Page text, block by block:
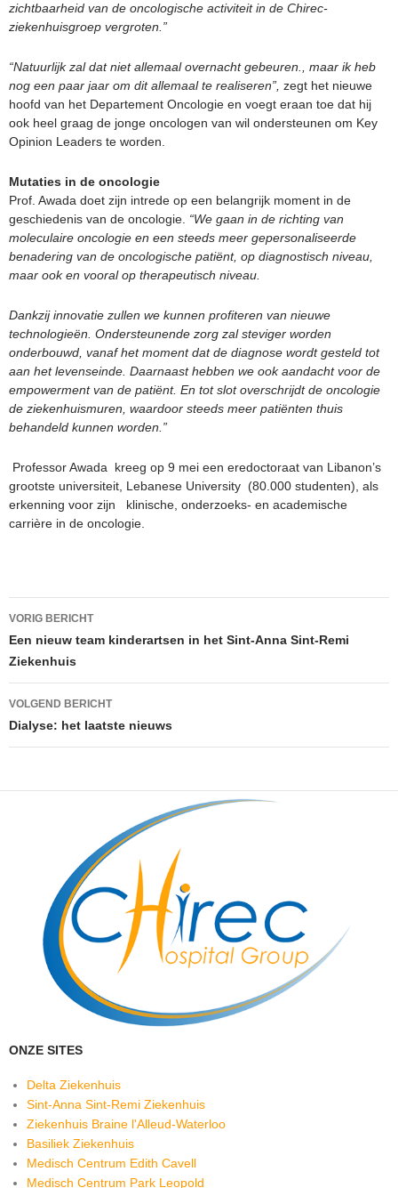
zichtbaarheid van de oncologische activiteit in de Chirec-
ziekenhuisgroep vergroten.”
“Natuurlijk zal dat niet allemaal overnacht gebeuren., maar ik heb
nog een paar jaar om dit allemaal te realiseren”, zegt het nieuwe
hoofd van het Departement Oncologie en voegt eraan toe dat hij
ook heel graag de jonge oncologen van wil ondersteunen om Key
Opinion Leaders te worden.
Mutaties in de oncologie
Prof. Awada doet zijn intrede op een belangrijk moment in de
geschiedenis van de oncologie. “We gaan in de richting van
moleculaire oncologie en een steeds meer gepersonaliseerde
benadering van de oncologische patiënt, op diagnostisch niveau,
maar ook en vooral op therapeutisch niveau.
Dankzij innovatie zullen we kunnen profiteren van nieuwe
technologieën. Ondersteunende zorg zal steviger worden
onderbouwd, vanaf het moment dat de diagnose wordt gesteld tot
aan het levenseinde. Daarnaast hebben we ook aandacht voor de
empowerment van de patiënt. En tot slot overschrijdt de oncologie
de ziekenhuismuren, waardoor steeds meer patiënten thuis
behandeld kunnen worden.”
Professor Awada kreeg op 9 mei een eredoctoraat van Libanon’s
grootste universiteit, Lebanese University (80.000 studenten), als
erkenning voor zijn klinische, onderzoeks- en academische
carrière in de oncologie.
Berichtnavigatie
VORIG BERICHT
Een nieuw team kinderartsen in het Sint-Anna Sint-Remi
Ziekenhuis
VOLGEND BERICHT
Dialyse: het laatste nieuws
ONZE SITES
Delta Ziekenhuis
Sint-Anna Sint-Remi Ziekenhuis
Ziekenhuis Braine l'Alleud-Waterloo
Basiliek Ziekenhuis
Medisch Centrum Edith Cavell
Medisch Centrum Park Leopold